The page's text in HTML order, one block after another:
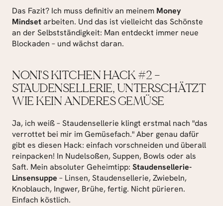
Das Fazit? Ich muss definitiv an meinem Money
Mindset arbeiten. Und das ist vielleicht das Schönste
an der Selbstständigkeit: Man entdeckt immer neue
Blockaden – und wächst daran.
NONI'S KITCHEN HACK #2 –
STAUDENSELLERIE, UNTERSCHÄTZT
WIE KEIN ANDERES GEMÜSE
Ja, ich weiß – Staudensellerie klingt erstmal nach "das
verrottet bei mir im Gemüsefach." Aber genau dafür
gibt es diesen Hack: einfach vorschneiden und überall
reinpacken! In Nudelsoßen, Suppen, Bowls oder als
Saft. Mein absoluter Geheimtipp: Staudensellerie-
Linsensuppe – Linsen, Staudensellerie, Zwiebeln,
Knoblauch, Ingwer, Brühe, fertig. Nicht pürieren.
Einfach köstlich.